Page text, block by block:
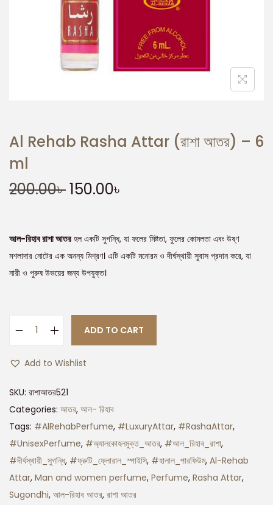
Al Rehab Rasha Attar (রাশা আতর) – 6
ml
200.00৳150.00৳
আল-রিহাব রাশা আতর হল একটি সুগন্ধি, যা ফলের মিষ্টতা, ফুলের কোমলতা এবং উষ্ণ
মশলাদার নোটের এক অনন্য মিশ্রণ। এটি একটি মনোরম ও দীর্ঘস্থায়ী সুবাস প্রদান করে, যা
নারী ও পুরুষ উভয়ের জন্য উপযুক্ত।
ADD TO CART
Add to Wishlist
SKU: রাশাআতর521
Categories: আতর, আল- রিহাব
Tags: #AlRehabPerfume, #LuxuryAttar, #RashaAttar,
#UnisexPerfume, #অ্যালকোহলমুক্ত_আতর, #আল_রিহাব_রাশা,
#দীর্ঘস্থায়ী_সুগন্ধি, #ফ্রুটি_ফ্লোরাল_স্পাইসি, #হালাল_পারফিউম, Al-Rehab
Attar, Man and women perfume, Perfume, Rasha Attar,
Sugondhi, আল-রিহাব আতর, রাশা আতর